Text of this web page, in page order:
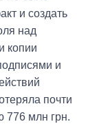
и создать
над
копии
и
почти
776 млн грн.